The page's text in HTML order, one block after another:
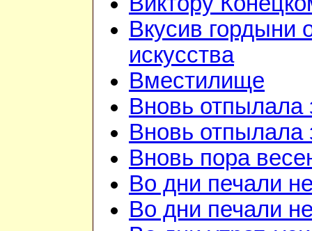
Вкусив гордыни
искусства
Вместилище
Вновь отпылала
Вновь отпылала
Вновь пора
Во дни печали
Во дни печали